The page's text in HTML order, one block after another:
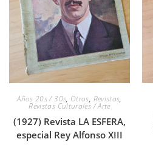
Años 20s / 30s, Otros, Revistas,
Revistas Culturales / Arte
(1927) Revista LA ESFERA,
especial Rey Alfonso XIII